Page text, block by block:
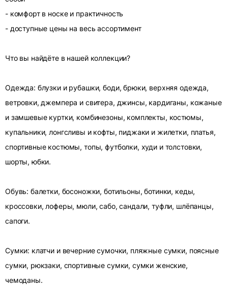
- комфорт в носке и практичность
- доступные цены на весь ассортимент
Что вы найдёте в нашей коллекции?
Одежда: блузки и рубашки, боди, брюки, верхняя одежда,
ветровки, джемпера и свитера, джинсы, кардиганы, кожаные
и замшевые куртки, комбинезоны, комплекты, костюмы,
купальники, лонгсливы и кофты, пиджаки и жилетки, платья,
спортивные костюмы, топы, футболки, худи и толстовки,
шорты, юбки.
Обувь: балетки, босоножки, ботильоны, ботинки, кеды,
кроссовки, лоферы, мюли, сабо, сандали, туфли, шлёпанцы,
сапоги.
Сумки: клатчи и вечерние сумочки, пляжные сумки, поясные
сумки, рюкзаки, спортивные сумки, сумки женские,
чемоданы.